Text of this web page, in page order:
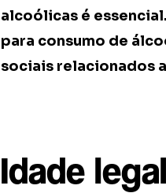
alcoólicas é
para consumo de
sociais relacionados
Idade